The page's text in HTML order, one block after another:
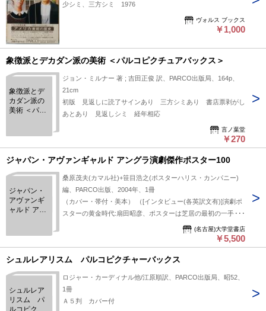
少シミ、三方シミ 1976
ヴォルス ブックス
￥1,000
象徴派とデカダン派の美術 ＜パルコピクチュアバックス＞
象徴派とデ
カダン派の
美術 ＜パル
＞
ジョン・ミルナー 著 ; 吉田正俊 訳、PARCO出版局、164p、
21cm
初版 見返しに読了サインあり 三方シミあり 書店票剥がし
あとあり 見返しシミ 経年相応
言ノ葉堂
￥270
ジャパン・アヴァンギャルド アングラ演劇傑作ポスター100
ジャパン・
アヴァンギ
ャルド アン
100
桑原茂夫(カマル社)+笹目浩之(ポスターハリス・カンパニー)
編、PARCO出版、2004年、1冊
（カバー・帯付・美本） （[インタビュー(各英訳文有)]演劇ポ
スターの黄金時代:扇田昭彦、ポスターは芝居の最初の一手:唐
十郎、ポスターなしの芝居なんて考えられなかった:九條今日
子、ポスターが時代を語る:笹目浩之、あらあらしい時代の空
気を吸い込んだポスター:桑原茂夫、[図版]アングラ演劇傑作ポ
スター100、掲載ポスター一覧）
(名古屋)大学堂書店
￥5,500
シュルレアリスム パルコピクチャーバックス
シュルレア
リスム パ
ルコピクチ
ロジャー・カーディナル他/江原順訳、PARCO出版局、昭52、
1冊
Ａ５判 カバー付